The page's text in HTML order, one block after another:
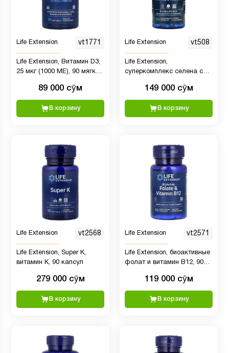
Life Extension vt1771
Life Extension, Витамин D3,
25 мкг (1000 МЕ), 90 мягких
89 000 сӯм
В корзину
Life Extension vt508
Life Extension,
суперкомплекс селена с
вегетарианских капсул
149 000 сӯм
В корзину
Life Extension vt2568
Life Extension, Super K,
витамин K, 90 капсул
279 000 сӯм
В корзину
Life Extension vt2571
Life Extension, биоактивные
фолат и витамин B12, 90
119 000 сӯм
В корзину